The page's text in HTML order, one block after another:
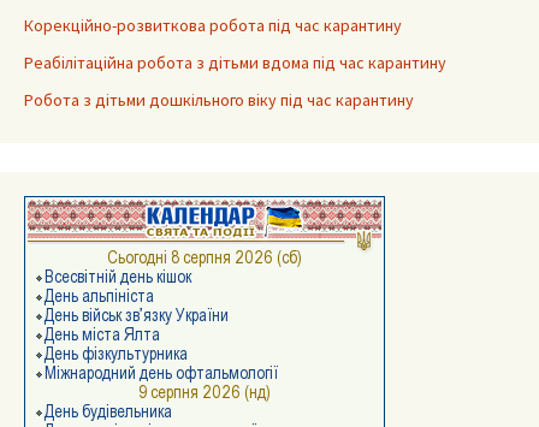
Корекційно-розвиткова робота під час карантину
Реабілітаційна робота з дітьми вдома під час карантину
Робота з дітьми дошкільного віку під час карантину